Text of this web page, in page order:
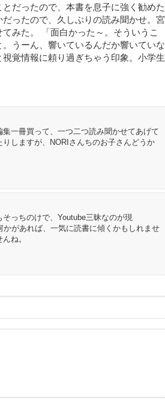
だったので、本書を息子に強く勧めた
ったので、久しぶりの読み聞かせ。宮
みた。 「面白かった～。そういうこ
うーん、響いているんだか響いていな
覚情報に頼り過ぎちゃう印象。小学生
一冊買って、一つ二つ読み聞かせてあげて
しますが、NORIさんちのお子さんどうか
っちのけで、Youtube三昧なのが現
があれば、一気に読書に傾くかもしれませ
ね。